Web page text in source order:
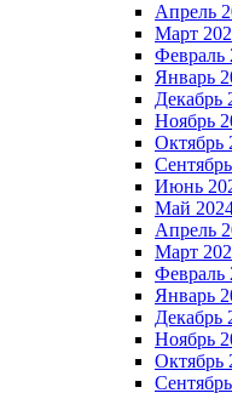
Апрель
Март
Февраль
Январь
Декабрь
Ноябрь
Октябрь
Июнь
Май
Апрель
Март
Февраль
Январь
Декабрь
Ноябрь
Октябрь